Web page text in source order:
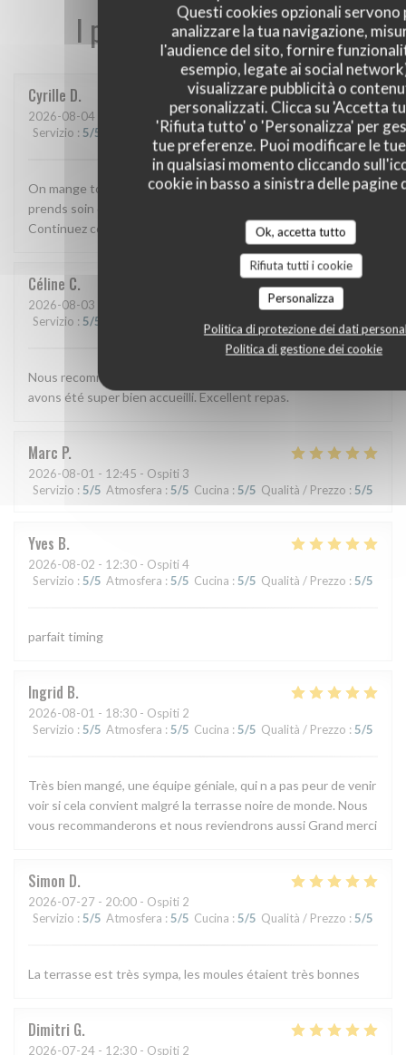
Questi cookies opzionali servono
analizzare la tua navigazione,
l'audience del sito, fornire
esempio, legate ai social
visualizzare pubblicità o
personalizzati. Clicca su 'Accetta
'Rifiuta tutto' o 'Personalizza' per
tue preferenze. Puoi modificare le
in qualsiasi momento cliccando
cookie in basso a sinistra delle pagine
Ok, accetta tutto
Rifiuta tutti i cookie
Personalizza
Politica di protezione dei dati
Politica di gestione dei cookie
I pareri dei nostri clienti
Cyrille D
2026-08-04 - 19:00 - Ospiti 6
Servizio : 5/5 Atmosfera:4/5 Cucina: 5 /5 Qualità / Prezzo: 4/5
On mange toujours bien o moules! Et le patron est réactif et
prends soin de ses clients , personnel prévenant également.
Continuez comme ça 👍
Céline C
2026-08-03
Servizio : 5/5 Cucina: /5 Qualità / Prezzo 5
Nous recommandons vivement cet établissement. Nous
avons été super bien accueilli. Excellent repas.
Marc P
2026-08-01 - 12:45 - Ospiti 3
Servizio : 5/5 Atmosfera : 5/5 Cucina : 5/5 Qualità / Prezzo : 5/5
Yves B
2026-08-02 - 12:30 - Ospiti 4
Servizio : 5/5 Atmosfera : 5/5 Cucina :5/5 Qualità / Prezzo :5/5
parfait timing
Ingrid B
2026-08-01 - 18:30 - Ospiti 2
Servizio : 5/5 Atmosfera : 5/5 Cucina : 5/5 Qualità / Prezzo : 5/5
Très bien mangé, une équipe géniale, qui n a pas peur de venir
voir si cela convient malgré la terrasse noire de monde. Nous
vous recommanderons et nous reviendrons aussi Grand merci
Simon D
2026-07-27 - 20:00 - Ospiti 2
Servizio : 5/5 Atmosfera : 5/5 Cucina : 5/5 Qualità / Prezzo : 5/5
La terrasse est très sympa, les moules étaient très bonnes
Dimitri G
2026-07-24 - 12:30 - Ospiti 2